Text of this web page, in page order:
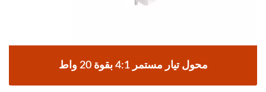
محول تيار مستمر 4:1 بقوة 20 واط